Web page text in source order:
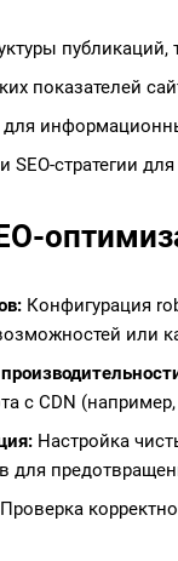
публикаций,
показателей
SEO-стратегии
Конфигурация
или
с CDN
Настройка
для
Проверка